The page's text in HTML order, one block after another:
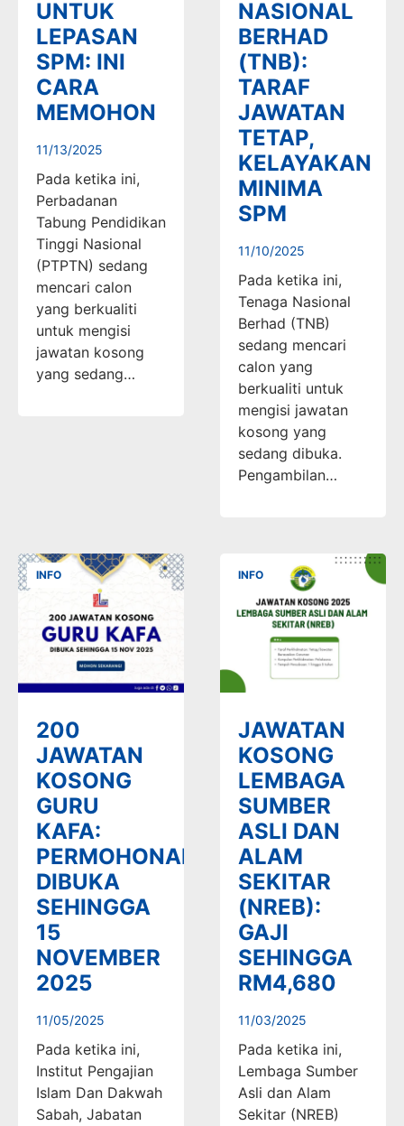
UNTUK
LEPASAN
SPM: INI
CARA
MEMOHON
11/13/2025
Pada ketika ini,
Perbadanan
Tabung Pendidikan
Tinggi Nasional
(PTPTN) sedang
mencari calon
yang berkualiti
untuk mengisi
jawatan kosong
yang sedang…
NASIONAL
BERHAD
(TNB):
TARAF
JAWATAN
TETAP,
KELAYAKAN
MINIMA
SPM
11/10/2025
Pada ketika ini,
Tenaga Nasional
Berhad (TNB)
sedang mencari
calon yang
berkualiti untuk
mengisi jawatan
kosong yang
sedang dibuka.
Pengambilan…
INFO
200
JAWATAN
KOSONG
GURU
KAFA:
PERMOHONAN
DIBUKA
SEHINGGA
15
NOVEMBER
2025
11/05/2025
Pada ketika ini,
Institut Pengajian
Islam Dan Dakwah
Sabah, Jabatan
INFO
JAWATAN
KOSONG
LEMBAGA
SUMBER
ASLI DAN
ALAM
SEKITAR
(NREB):
GAJI
SEHINGGA
RM4,680
11/03/2025
Pada ketika ini,
Lembaga Sumber
Asli dan Alam
Sekitar (NREB)